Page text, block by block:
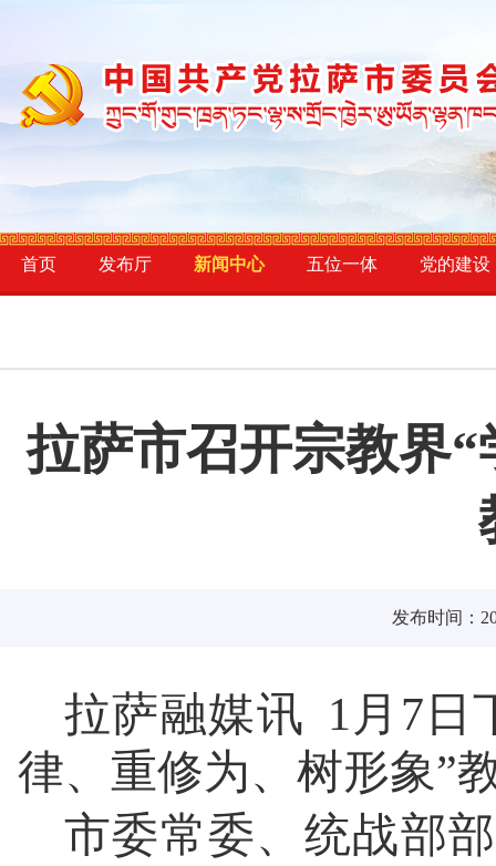
首页 发布厅 新闻中心 五位一体 党的建设
拉萨市召开宗教界
发布时间：
拉萨融媒讯 1月7日
律、重修为、树形象”
市委常委、统战部